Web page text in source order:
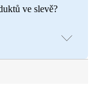
ve slevě?